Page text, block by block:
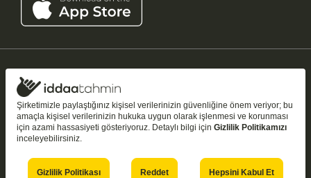
iddaatahmin11.com
Tüm Hakları Saklıdır
18+ Bu sitedeki tahmin ve analizler yalnızca bilgilendirme amaçlıdır
kazanç garantisi vermez. Şans oyunları bağımlılık yapabilir — bilinçli ve
Şirketimizle paylaştığınız kişisel verilerinizin güvenliğine önem veriyor; bu
amaçla kişisel verilerinizin hukuka uygun olarak işlenmesi ve korunması
için azami hassasiyeti gösteriyoruz. Detaylı bilgi için Gizlilik Politikamızı
inceleyebilirsiniz.
Gizlilik Politikası Reddet Hepsini Kabul Et